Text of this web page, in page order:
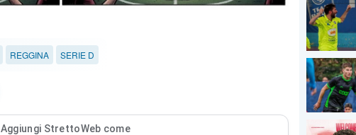
REGGINA SERIE D
Aggiungi StrettoWeb come